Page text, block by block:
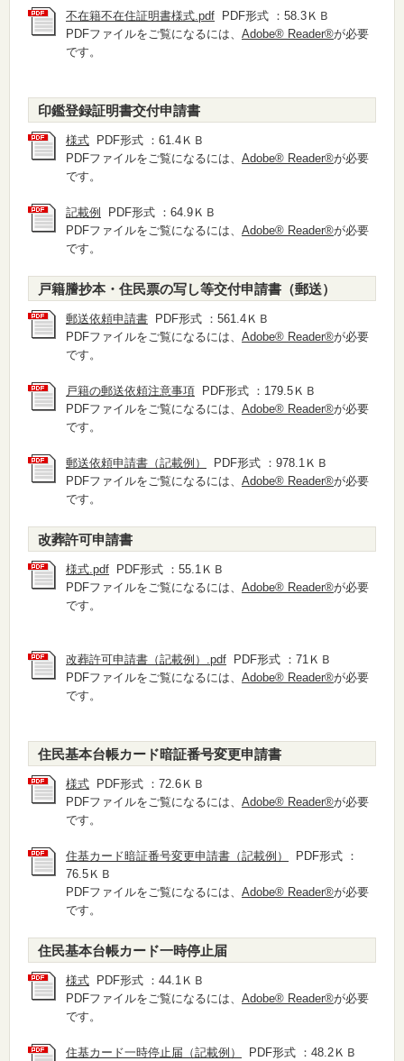
不在籍不在住証明書様式.pdf PDF形式 ：58.3ＫＢ
PDFファイルをご覧になるには、 Adobe® Reader®が必要
です。
印鑑登録証明書交付申請書
様式 PDF形式 ：61.4ＫＢ
PDFファイルをご覧になるには、 Adobe® Reader®が必要
です。
記載例
PDF形式 ：64.9ＫＢ
PDFファイルをご覧になるには、 Adobe® Reader®が必要
です。
戸籍謄抄本・住民票の写し等交付申請書（郵送）
郵送依頼申請書 PDF形式 ：561.4ＫＢ
PDFファイルをご覧になるには、 Adobe® Reader®が必要
です。
戸籍の郵送依頼注意事項 PDF形式 ：179.5ＫＢ
PDFファイルをご覧になるには、 Adobe® Reader®が必要
です。
郵送依頼申請書（記載例）
PDF形式 ：978.1ＫＢ
PDFファイルをご覧になるには、 Adobe® Reader®が必要
です。
改葬許可申請書
様式.pdf PDF形式 ：55.1ＫＢ
PDFファイルをご覧になるには、 Adobe® Reader®が必要
です。
改葬許可申請書（記載例）.pdf PDF形式 ：71ＫＢ
PDFファイルをご覧になるには、 Adobe® Reader®が必要
です。
住民基本台帳カード暗証番号変更申請書
様式 PDF形式 ：72.6ＫＢ
PDFファイルをご覧になるには、 Adobe® Reader®が必要
です。
住基カード暗証番号変更申請書（記載例）
PDF形式 ：
76.5ＫＢ
PDFファイルをご覧になるには、 Adobe® Reader®が必要
です。
住民基本台帳カード一時停止届
様式 PDF形式 ：44.1ＫＢ
PDFファイルをご覧になるには、 Adobe® Reader®が必要
です。
住基カード一時停止届（記載例） PDF形式 ：48.2ＫＢ